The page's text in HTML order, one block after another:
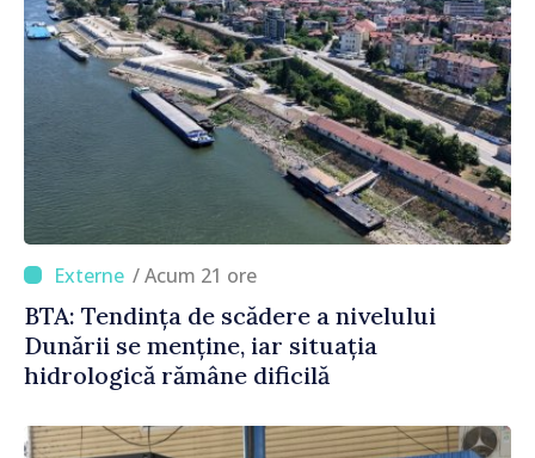
/ Acum 21 ore
BTA: Tendința de scădere a nivelului
Dunării se menține, iar situația
hidrologică rămâne dificilă